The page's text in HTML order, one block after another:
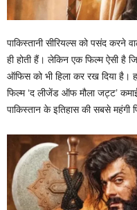
पाकिस्तानी सीरियल्स को पसंद करने
ही होती हैं। लेकिन एक फिल्म ऐसी है
ऑफिस को भी हिला कर रख दिया है।
फिल्म ‘द लीजेंड ऑफ मौला जट्ट’
पाकिस्तान के इतिहास की सबसे महंगी